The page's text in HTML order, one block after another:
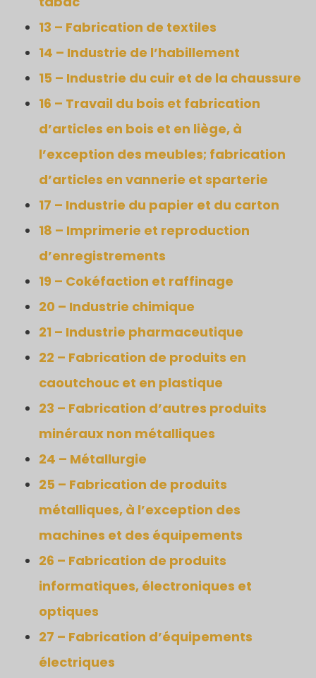
13 – Fabrication de textiles
14 – Industrie de l’habillement
15 – Industrie du cuir et de la chaussure
16 – Travail du bois et fabrication
d’articles en bois et en liège, à
l’exception des meubles; fabrication
d’articles en vannerie et sparterie
17 – Industrie du papier et du carton
18 – Imprimerie et reproduction
d’enregistrements
19 – Cokéfaction et raffinage
20 – Industrie chimique
21 – Industrie pharmaceutique
22 – Fabrication de produits en
caoutchouc et en plastique
23 – Fabrication d’autres produits
minéraux non métalliques
24 – Métallurgie
25 – Fabrication de produits
métalliques, à l’exception des
machines et des équipements
26 – Fabrication de produits
informatiques, électroniques et
optiques
27 – Fabrication d’équipements
électriques